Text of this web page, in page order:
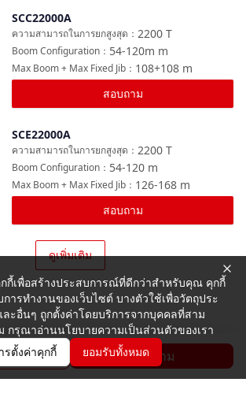
SCC22000A
2200 T
ความสามารถในการยกสูงสุด ：
54-120m m
Boom Configuration ：
108+108 m
Max Boom + Max Fixed Jib ：
สอบถาม
SCE22000A
2200 T
ความสามารถในการยกสูงสุด ：
54-120 m
Boom Configuration ：
126-168 m
Max Boom + Max Fixed Jib ：
สอบถาม
ดูเพิ่มเติม
ร์ สอบถาม
กกี้เพื่อสร้างประสบการณ์ที่ดีกว่าสำหรับคุณ คุกกี้
ารทำงานของเว็บไซต์ บางตัวใช้เพื่อวัตถุประ
ะอื่นๆ ถูกตั้งค่าโดยบริการจากบุคคลที่สาม
กรุณาอ่านนโยบายความเป็นส่วนตัวของเรา
รตั้งค่าคุกกี้
ยอมรับทั้งหมด